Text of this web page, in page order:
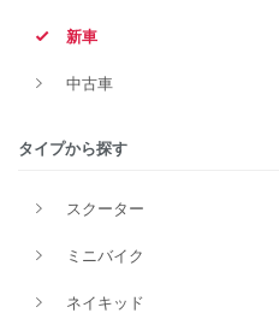
新車
中古車
タイプから探す
スクーター
ミニバイク
ネイキッド
排気量
価格